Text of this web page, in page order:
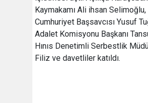
Kaymakamı Ali ihsan Selimoğlu,
Cumhuriyet Başsavcısı Yusuf
Adalet Komisyonu Başkanı
Hınıs Denetimli Serbestlik
Filiz ve davetliler katıldı.